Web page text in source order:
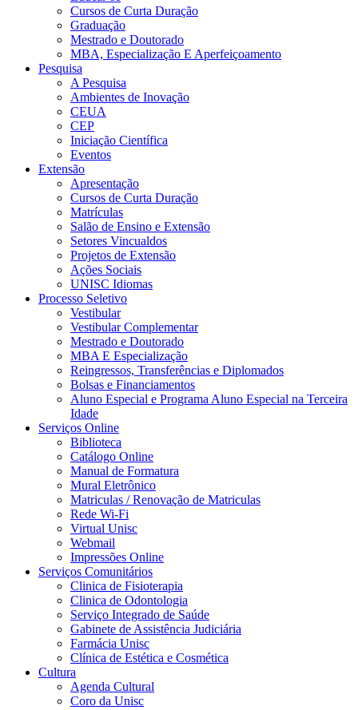
Cursos de Curta Duração
Graduação
Mestrado e Doutorado
MBA, Especialização E Aperfeiçoamento
Pesquisa
A Pesquisa
Ambientes de Inovação
CEUA
CEP
Iniciação Científica
Eventos
Extensão
Apresentação
Cursos de Curta Duração
Matrículas
Salão de Ensino e Extensão
Setores Vincualdos
Projetos de Extensão
Ações Sociais
UNISC Idiomas
Processo Seletivo
Vestibular
Vestibular Complementar
Mestrado e Doutorado
MBA E Especialização
Reingressos, Transferências e Diplomados
Bolsas e Financiamentos
Aluno Especial e Programa Aluno Especial na Terceira
Idade
Serviços Online
Biblioteca
Catálogo Online
Manual de Formatura
Mural Eletrônico
Matriculas / Renovação de Matriculas
Rede Wi-Fi
Virtual Unisc
Webmail
Impressões Online
Serviços Comunitários
Clinica de Fisioterapia
Clinica de Odontologia
Serviço Integrado de Saúde
Gabinete de Assistência Judiciária
Farmácia Unisc
Clínica de Estética e Cosmética
Cultura
Agenda Cultural
Coro da Unisc